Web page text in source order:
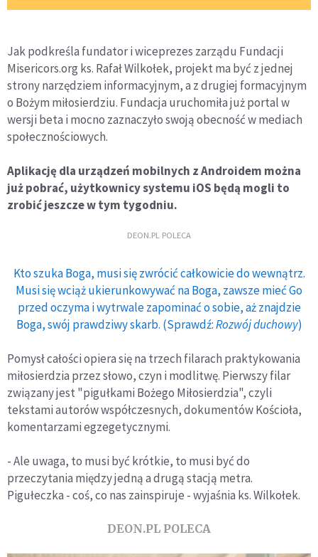
Jak podkreśla fundator i wiceprezes zarządu Fundacji
Misericors.org ks. Rafał Wilkołek, projekt ma być z jednej
strony narzędziem informacyjnym, a z drugiej formacyjnym
o Bożym miłosierdziu. Fundacja uruchomiła już portal w
wersji beta i mocno zaznaczyło swoją obecność w mediach
społecznościowych.
Aplikację dla urządzeń mobilnych z Androidem można
już pobrać, użytkownicy systemu iOS będą mogli to
zrobić jeszcze w tym tygodniu.
DEON.PL POLECA
Kto szuka Boga, musi się zwrócić całkowicie do wewnątrz.
Musi się wciąż ukierunkowywać na Boga, zawsze mieć Go
przed oczyma i wytrwale zapominać o sobie, aż znajdzie
Boga, swój prawdziwy skarb. (Sprawdź:Rozwój duchowy)
Pomysł całości opiera się na trzech filarach praktykowania
miłosierdzia przez słowo, czyn i modlitwę. Pierwszy filar
związany jest "pigułkami Bożego Miłosierdzia", czyli
tekstami autorów współczesnych, dokumentów Kościoła,
komentarzami egzegetycznymi.
- Ale uwaga, to musi być krótkie, to musi być do
przeczytania między jedną a drugą stacją metra.
Pigułeczka - coś, co nas zainspiruje - wyjaśnia ks. Wilkołek.
DEON.PL POLECA